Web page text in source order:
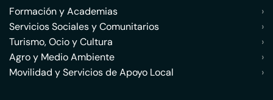
Formación y Academias
›
Servicios Sociales y Comunitarios
›
Turismo, Ocio y Cultura
›
Agro y Medio Ambiente
›
Movilidad y Servicios de Apoyo Local
›